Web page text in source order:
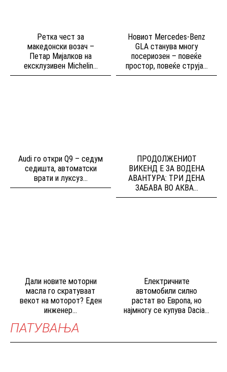
Ретка чест за
македонски возач –
Петар Мијалков на
ексклузивен Michelin...
Новиот Mercedes-Benz
GLA станува многу
посериозен – повеќе
простор, повеќе струја...
Audi го откри Q9 – седум
седишта, автоматски
врати и луксуз...
ПРОДОЛЖЕНИОТ
ВИКЕНД Е ЗА ВОДЕНА
АВАНТУРА: ТРИ ДЕНА
ЗАБАВА ВО АКВА...
Дали новите моторни
масла го скратуваат
векот на моторот? Еден
инженер...
Електричните
автомобили силно
растат во Европа, но
најмногу се купува Dacia...
ПАТУВАЊА